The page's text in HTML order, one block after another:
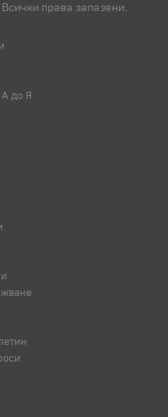
Всички права запазени.
до Я